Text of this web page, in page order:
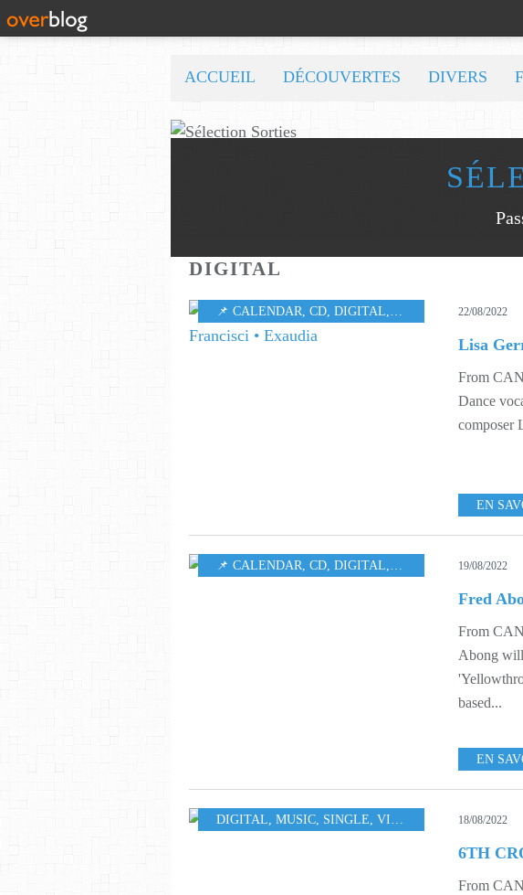
ACCUEIL DÉCOUVERTES DIVERS
DIGITAL
📌 CALENDAR, CD, DIGITAL, MUSIC VIDEO,
22/08/2022
From
Dance
composer
EN
📌 CALENDAR, CD, DIGITAL, MUSIC TEASER,
19/08/2022
Fred
From
Abong
based...
EN
DIGITAL, MUSIC, SINGLE, VIDEO WORLD,S33
18/08/2022
6TH
From